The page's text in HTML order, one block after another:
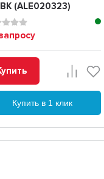
(ALE020323)
Купить в 1 клик